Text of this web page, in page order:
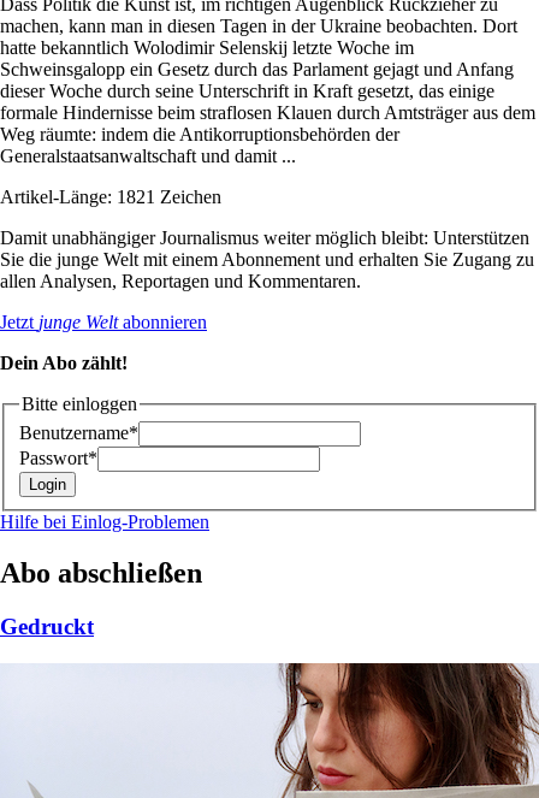
machen, kann man in diesen Tagen in der Ukraine beobachten. Dort
hatte bekanntlich Wolodimir Selenskij letzte Woche im
Schweinsgalopp ein Gesetz durch das Parlament gejagt und Anfang
dieser Woche durch seine Unterschrift in Kraft gesetzt, das einige
formale Hindernisse beim straflosen Klauen durch Amtsträger aus dem
Weg räumte: indem die Antikorruptionsbehörden der
Generalstaatsanwaltschaft und damit ...
Artikel-Länge: 1821 Zeichen
Damit unabhängiger Journalismus weiter möglich bleibt: Unterstützen
Sie die junge Welt mit einem Abonnement und erhalten Sie Zugang zu
allen Analysen, Reportagen und Kommentaren.
Jetzt junge Weltabonnieren
Dein Abo zählt!
Bitte einloggen
Benutzername*
Passwort*
Hilfe bei Einlog-Problemen
Abo abschließen
Gedruckt